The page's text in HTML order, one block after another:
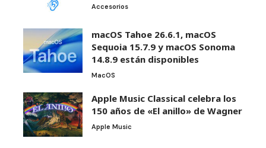
Accesorios
macOS Tahoe 26.6.1, macOS
Sequoia 15.7.9 y macOS Sonoma
14.8.9 están disponibles
MacOS
Apple Music Classical celebra los
150 años de «El anillo» de Wagner
Apple Music